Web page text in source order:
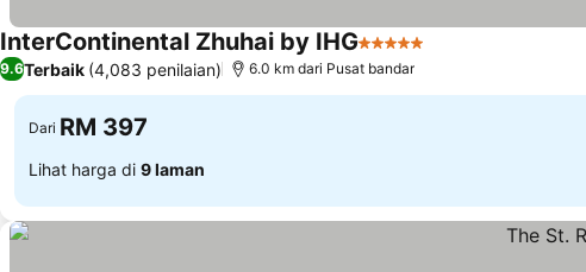
InterContinental Zhuhai by IHG5 Bintang
9.6Terbaik (4,083 penilaian) 6.0 km dari Pusat bandar
Dari RM 397
Lihat harga di 9 laman